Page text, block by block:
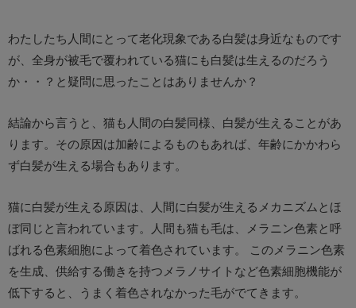
わたしたち人間にとって老化現象である白髪は身近なものです
が、全身が被毛で覆われている猫にも白髪は生えるのだろう
か・・？と疑問に思ったことはありませんか？
結論から言うと、猫も人間の白髪同様、白髪が生えることがあ
ります。その原因は加齢によるものもあれば、年齢にかかわら
ず白髪が生える場合もあります。
猫に白髪が生える原因は、人間に白髪が生えるメカニズムとほ
ぼ同じと言われています。人間も猫も毛は、メラニン色素と呼
ばれる色素細胞によって着色されています。 このメラニン色素
を生成、供給する働きを持つメラノサイトなど色素細胞機能が
低下すると、うまく着色されなかった毛がでてきます。